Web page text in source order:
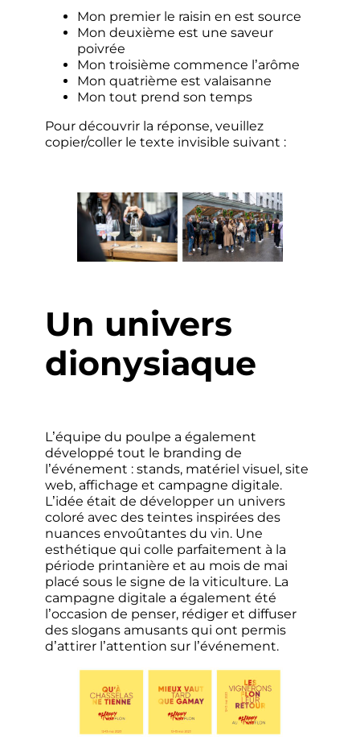
Mon premier le raisin en est source
Mon deuxième est une saveur
poivrée
Mon troisième commence l’arôme
Mon quatrième est valaisanne
Mon tout prend son temps
Pour découvrir la réponse, veuillez
copier/coller le texte invisible suivant :
Un univers
dionysiaque
L’équipe du poulpe a également
développé tout le branding de
l’événement : stands, matériel visuel, site
web, affichage et campagne digitale.
L’idée était de développer un univers
coloré avec des teintes inspirées des
nuances envoûtantes du vin. Une
esthétique qui colle parfaitement à la
période printanière et au mois de mai
placé sous le signe de la viticulture. La
campagne digitale a également été
l’occasion de penser, rédiger et diffuser
des slogans amusants qui ont permis
d’attirer l’attention sur l’événement.